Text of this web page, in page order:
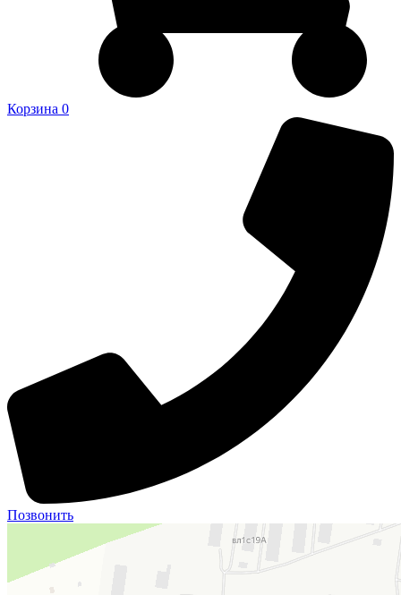
Корзина 0
Позвонить